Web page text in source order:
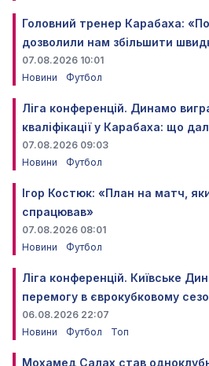
Головний тренер Карабаха:
дозволили нам збільшити
07.08.2026 10:01
Новини
Футбол
Ліга конференцій. Динамо
кваліфікації у Карабаха: що
07.08.2026 09:03
Новини
Футбол
Ігор Костюк: «План на матч,
спрацював»
07.08.2026 08:01
Новини
Футбол
Ліга конференцій. Київське
перемогу в єврокубковому
06.08.2026 22:07
Новини
Футбол Топ
Мохамед Салах став